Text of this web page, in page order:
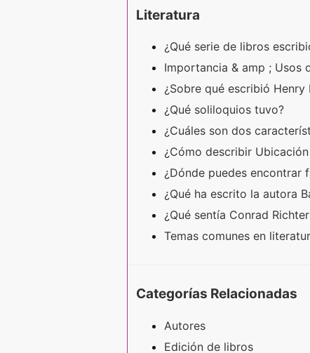
Literatura
¿Qué serie de libros
Importancia & amp ; Usos
¿Sobre qué escribió Henry
¿Qué soliloquios tuvo?
¿Cuáles son dos
¿Cómo describir
¿Dónde puedes encontrar
¿Qué ha escrito la autora
¿Qué sentía Conrad
Temas comunes en
Categorías Relacionadas
Autores
Edición de libros